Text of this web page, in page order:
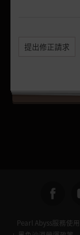
提出修正請求
Pearl Abyss服務使